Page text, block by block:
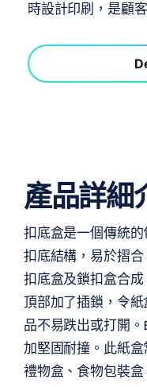
時設計印刷，是顧
產品詳細
扣底盒是一個傳統
扣底結構，易於摺
扣底盒及鎖扣盒合成
頂部加了插鎖，令
品不易跌出或打開
加堅固耐撞。此紙盒
禮物盒、食物包裝盒